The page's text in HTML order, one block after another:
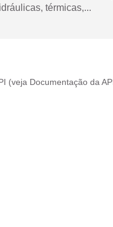
térmicas,...
(veja Documentação da API